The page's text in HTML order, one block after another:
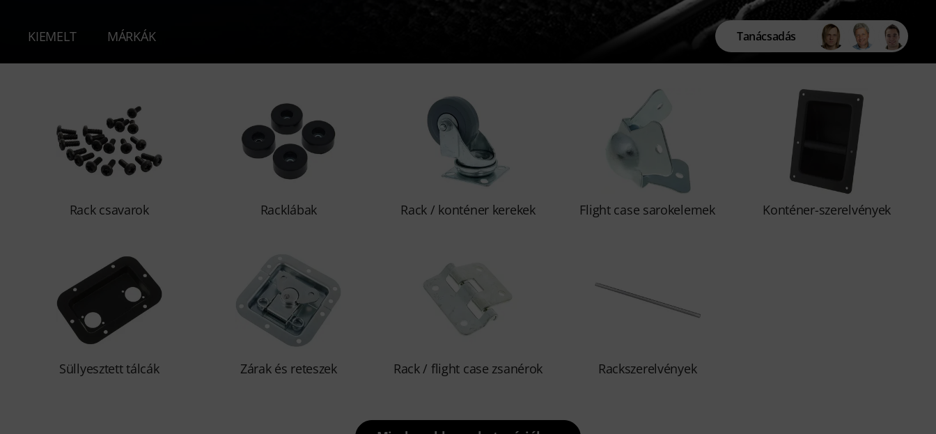
KIEMELT MÁRKÁK Tanácsadás
Rack csavarok Racklábak Rack / konténer kerekek Flight case sarokelemek Konténer-szerelvények
Süllyesztett tálcák Zárak és reteszek Rack / flight case zsanérok Rackszerelvények